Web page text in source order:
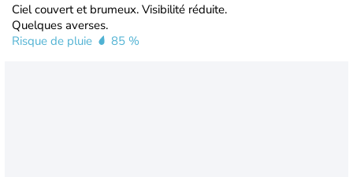
Ciel couvert et brumeux. Visibilité réduite.
Quelques averses.
Risque de pluie
85 %